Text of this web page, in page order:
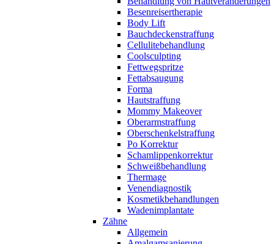
Besenreisertherapie
Body Lift
Bauchdeckenstraffung
Cellulitebehandlung
Coolsculpting
Fettwegspritze
Fettabsaugung
Forma
Hautstraffung
Mommy Makeover
Oberarmstraffung
Oberschenkelstraffung
Po Korrektur
Schamlippenkorrektur
Schweißbehandlung
Thermage
Venendiagnostik
Kosmetikbehandlungen
Wadenimplantate
Zähne
Allgemein